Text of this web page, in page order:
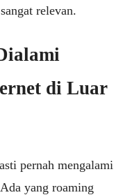
relevan.
di Luar
pernah mengalami
yang roaming